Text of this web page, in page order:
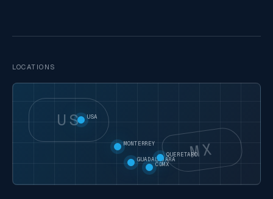
LOCATIONS
US
MX
USA
MONTERREY
GUADALAJARA
CDMX
QUERETARO